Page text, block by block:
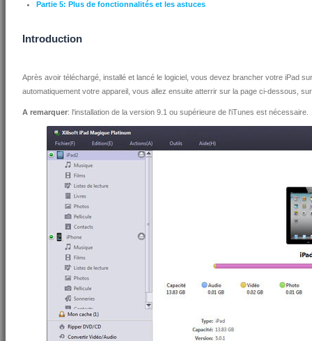
Partie 5: Plus de fonctionnalités et les astuces
Introduction
Après avoir téléchargé, installé et lancé le logiciel, vous devez brancher votre iPad
automatiquement votre appareil, vous allez ensuite atterrir sur la page ci-dessous,
A remarquer: l'installation de la version 9.1 ou supérieure de l'iTunes est nécessaire.